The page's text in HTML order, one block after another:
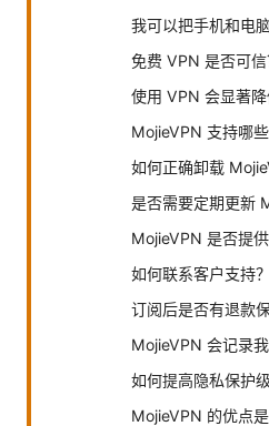
我可以把手机和电
免费 VPN 是否可信
使用 VPN 会显著降
MojieVPN 支持哪些
如何正确卸载
是否需要定期更新
MojieVPN 是否提
如何联系客户支持？
订阅后是否有退款保
MojieVPN 会记录
如何提高隐私保护级
MojieVPN 的优点是